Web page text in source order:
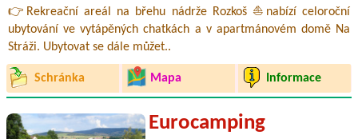
👉Rekreační areál na břehu nádrže Rozkoš ⛵nabízí celoroční
ubytování ve vytápěných chatkách a v apartmánovém domě Na
Stráži. Ubytovat se dále můžet..
Schránka Mapa Informace
Eurocamping